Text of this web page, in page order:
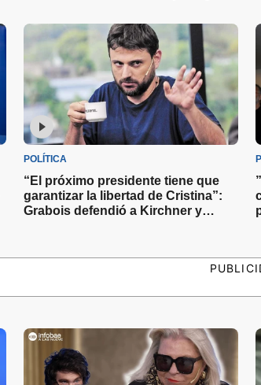
millones de dólares
POLÍTICA
“El próximo presidente tiene que
garantizar la libertad de Cristina”:
Grabois defendió a Kirchner y